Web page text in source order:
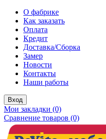
О фабрике
Как заказать
Оплата
Кредит
Доставка/Сборка
Замер
Новости
Контакты
Наши работы
Вход
Мои закладки (0)
Сравнение товаров (0)